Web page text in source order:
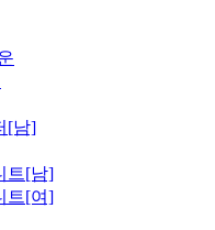
[남]
트[남]
트[여]